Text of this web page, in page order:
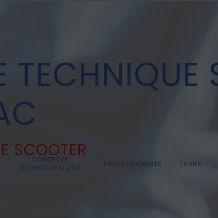
CONTRÔLE
TECHNIQUE MOTO
PROFESSIONNELS TARIFS
TECHNIQUE
SCOOTER